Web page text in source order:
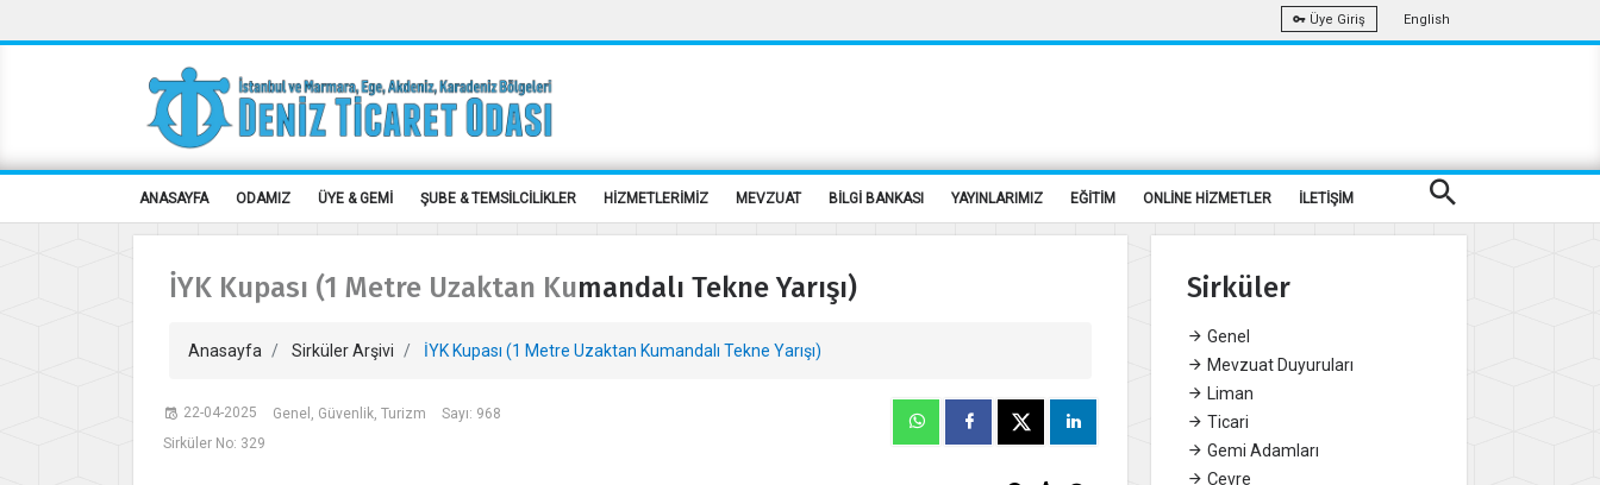
Üye Giriş English
ANASAYFA ODAMIZ ÜYE & GEMİ ŞUBE & TEMSİLCİLİKLER HİZMETLERİMİZ MEVZUAT BİLGİ BANKASI YAYINLARIMIZ EĞİTİM ONLİNE HİZMETLER İLETİŞİM
İYK Kupası (1 Metre Uzaktan Kumandalı Tekne Yarışı)
Anasayfa Sirküler Arşivi İYK Kupası (1 Metre Uzaktan Kumandalı Tekne Yarışı)
22-04-2025 Genel, Güvenlik, Turizm
Sayı: 968
Sirküler No: 329
Sirküler
Genel
Mevzuat Duyuruları
Liman
Ticari
Gemi Adamları
Çevre